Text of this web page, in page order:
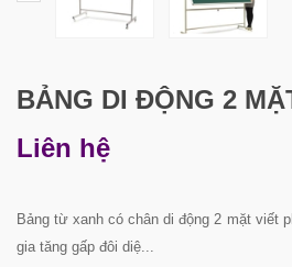
BẢNG DI ĐỘNG 2
Liên hệ
Bảng từ xanh có chân di động 2 mặt viết
gia tăng gấp đôi diệ...